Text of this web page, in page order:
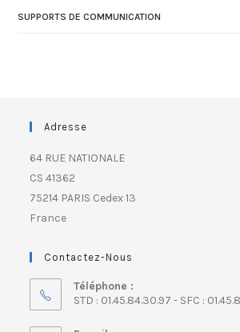
SUPPORTS DE COMMUNICATION
Adresse
64 RUE NATIONALE
CS 41362
75214 PARIS Cedex 13
France
Contactez-Nous
Téléphone :
STD : 01.45.84.30.97 - SFC :